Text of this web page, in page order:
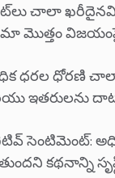
చాలా ఖరీదైనవి
మొత్తం విజయంపై
ధరల ధోరణి చాలా
ఇతరులను
సెంటిమెంట్:
కథనాన్ని